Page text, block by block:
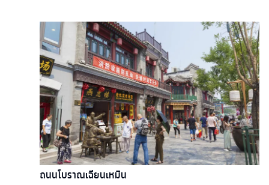
ถนนโบราณเฉียนเหมิน